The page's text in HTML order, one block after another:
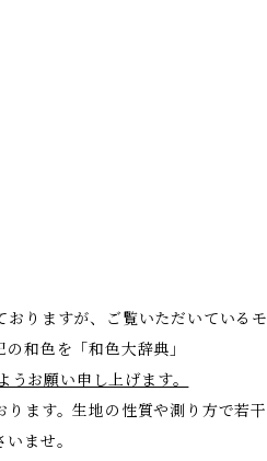
おりますが、ご覧いただいているモ
和色を「和色大辞典」
お願い申し上げます。
ります。生地の性質や測り方で若干
ませ。